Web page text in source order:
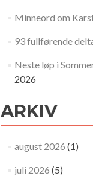
Minneord om
93 fullførende
Neste løp i
2026
ARKIV
august 2026 (1)
juli 2026 (5)